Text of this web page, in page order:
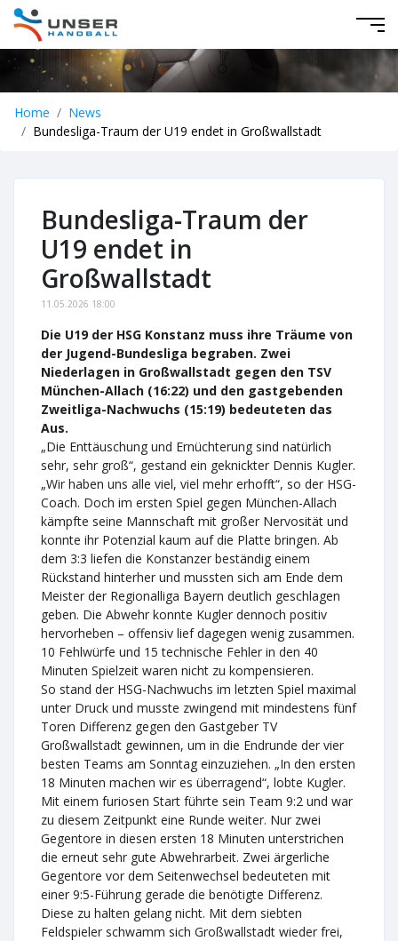
Home
News
Bundesliga-Traum der U19 endet in Großwallstadt
Bundesliga-Traum der
U19 endet in
Großwallstadt
11.05.2026 18:00
Die U19 der HSG Konstanz muss ihre Träume von
der Jugend-Bundesliga begraben. Zwei
Niederlagen in Großwallstadt gegen den TSV
München-Allach (16:22) und den gastgebenden
Zweitliga-Nachwuchs (15:19) bedeuteten das
Aus.
„Die Enttäuschung und Ernüchterung sind natürlich
sehr, sehr groß“, gestand ein geknickter Dennis Kugler.
„Wir haben uns alle viel, viel mehr erhofft“, so der HSG-
Coach. Doch im ersten Spiel gegen München-Allach
kämpfte seine Mannschaft mit großer Nervosität und
konnte ihr Potenzial kaum auf die Platte bringen. Ab
dem 3:3 liefen die Konstanzer beständig einem
Rückstand hinterher und mussten sich am Ende dem
Meister der Regionalliga Bayern deutlich geschlagen
geben. Die Abwehr konnte Kugler dennoch positiv
hervorheben – offensiv lief dagegen wenig zusammen.
10 Fehlwürfe und 15 technische Fehler in den 40
Minuten Spielzeit waren nicht zu kompensieren.
So stand der HSG-Nachwuchs im letzten Spiel maximal
unter Druck und musste zwingend mit mindestens fünf
Toren Differenz gegen den Gastgeber TV
Großwallstadt gewinnen, um in die Endrunde der vier
besten Teams am Sonntag einzuziehen. „In den ersten
18 Minuten machen wir es überragend“, lobte Kugler.
Mit einem furiosen Start führte sein Team 9:2 und war
zu diesem Zeitpunkt eine Runde weiter. Nur zwei
Gegentore in diesen ersten 18 Minuten unterstrichen
die erneut sehr gute Abwehrarbeit. Zwei ärgerliche
Gegentore vor dem Seitenwechsel bedeuteten mit
einer 9:5-Führung gerade die benötigte Differenz.
Diese zu halten gelang nicht. Mit dem siebten
Feldspieler schwamm sich Großwallstadt wieder frei,